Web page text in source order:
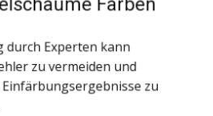
durch Experten kann
zu vermeiden und
zu